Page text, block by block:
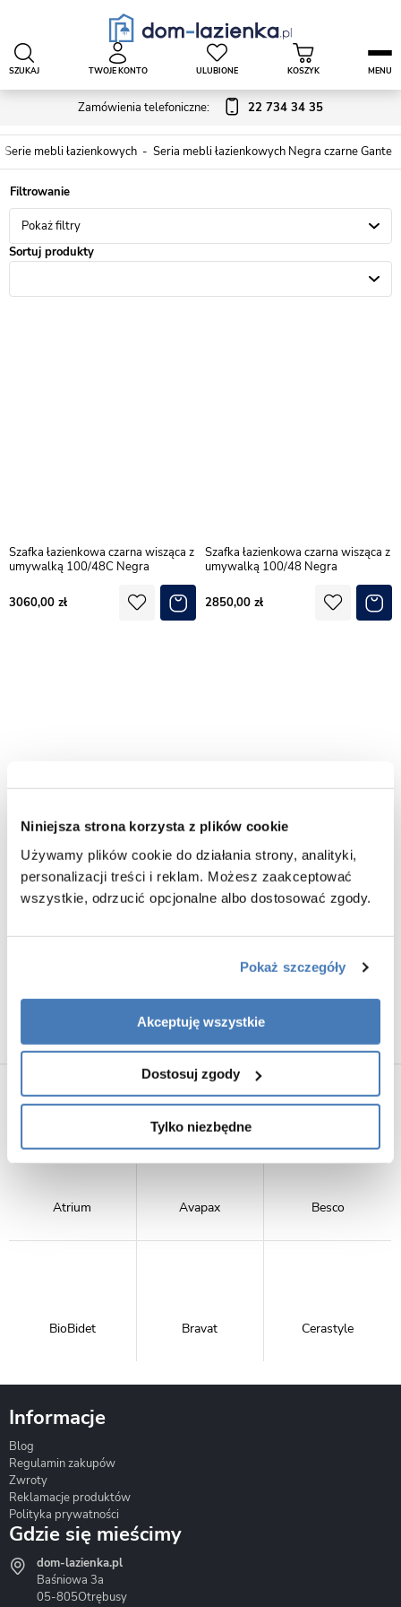
Niniejsza strona korzysta z plików cookie
Używamy plików cookie do działania strony, analityki,
personalizacji treści i reklam. Możesz zaakceptować
wszystkie, odrzucić opcjonalne albo dostosować zgody.
Pokaż szczegóły
Akceptuję wszystkie
Dostosuj zgody
Tylko niezbędne
Zamówienia telefoniczne: 22 734 34 35
SZUKAJ TWOJE KONTO ULUBIONE KOSZYK MENU
Serie mebli łazienkowych Seria mebli łazienkowych Negra czarne Gante
Gante Negra – czarne meble łazienkowe z
Pokaż filtry
Sortuj produkty
Szafka łazienkowa czarna wisząca z
umywalką 100/48C Negra
3060,00
Szafka łazienkowa czarna wisząca z
umywalką 100/48 Negra
2850,00
Negra
Producenci
Atrium Avapax Besco
BioBidet Bravat Cerastyle
Hydrostop
Informacje
Blog
Regulamin zakupów
Zwroty
Reklamacje produktów
Polityka prywatności
Gdzie się mieścimy
dom-lazienka.pl
Baśniowa 3a
05-805Otrębusy